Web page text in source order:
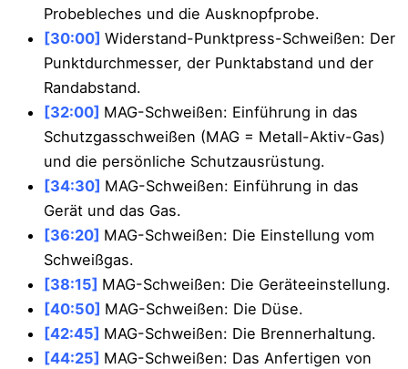
Probebleches und die Ausknopfprobe.
[30:00] Widerstand-Punktpress-Schweißen: Der
Punktdurchmesser, der Punktabstand und der
Randabstand.
[32:00] MAG-Schweißen: Einführung in das
Schutzgasschweißen (MAG = Metall-Aktiv-Gas)
und die persönliche Schutzausrüstung.
[34:30] MAG-Schweißen: Einführung in das
Gerät und das Gas.
[36:20] MAG-Schweißen: Die Einstellung vom
Schweißgas.
[38:15] MAG-Schweißen: Die Geräteeinstellung.
[40:50] MAG-Schweißen: Die Düse.
[42:45] MAG-Schweißen: Die Brennerhaltung.
[44:25] MAG-Schweißen: Das Anfertigen von